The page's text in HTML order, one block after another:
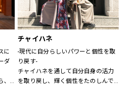
に
ダ
チャイハネ
-現代に自分らしいパワーと個性を取
り戻す-
チャイハネを通して自分自身の活力
を取り戻し、輝く個性をたのしんで